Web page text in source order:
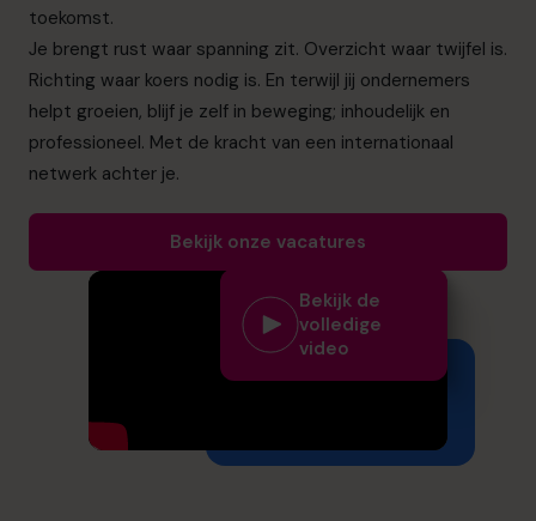
toekomst.
Je brengt rust waar spanning zit. Overzicht waar twijfel is.
Richting waar koers nodig is. En terwijl jij ondernemers
helpt groeien, blijf je zelf in beweging; inhoudelijk en
professioneel. Met de kracht van een internationaal
netwerk achter je.
Bekijk onze vacatures
Bekijk de
volledige
video